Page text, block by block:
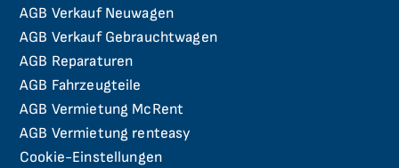
AGB Verkauf Neuwagen
AGB Verkauf Gebrauchtwagen
AGB Reparaturen
AGB Fahrzeugteile
AGB Vermietung McRent
AGB Vermietung renteasy
Cookie-Einstellungen